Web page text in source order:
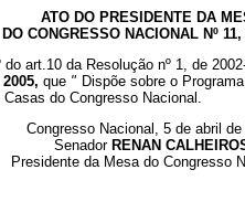
ATO DO PRESIDENTE DA
DO CONGRESSO NACIONAL Nº
art.10 da Resolução nº 1, de
2005,que " Dispõe sobre o
do Congresso Nacional.
Congresso Nacional, 5 de abril de
Senador RENAN
Presidente da Mesa do Congresso